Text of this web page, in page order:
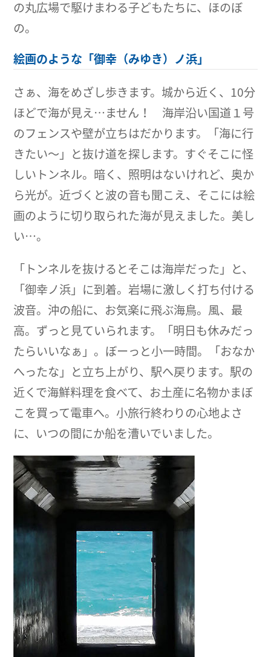
の丸広場で駆けまわる子どもたちに、ほのぼ
の。
絵画のような「御幸（みゆき）ノ浜」
さぁ、海をめざし歩きます。城から近く、10分
ほどで海が見え…ません！ 海岸沿い国道１号
のフェンスや壁が立ちはだかります。「海に行
きたい～」と抜け道を探します。すぐそこに怪
しいトンネル。暗く、照明はないけれど、奥か
ら光が。近づくと波の音も聞こえ、そこには絵
画のように切り取られた海が見えました。美し
い…。
「トンネルを抜けるとそこは海岸だった」と、
「御幸ノ浜」に到着。岩場に激しく打ち付ける
波音。沖の船に、お気楽に飛ぶ海鳥。風、最
高。ずっと見ていられます。「明日も休みだっ
たらいいなぁ」。ぼーっと小一時間。「おなか
へったな」と立ち上がり、駅へ戻ります。駅の
近くで海鮮料理を食べて、お土産に名物かまぼ
こを買って電車へ。小旅行終わりの心地よさ
に、いつの間にか船を漕いでいました。